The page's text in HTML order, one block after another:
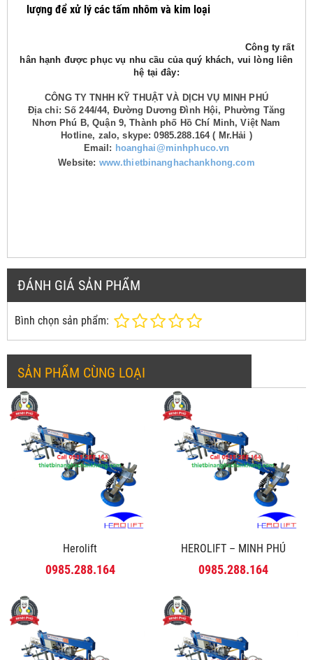
lượng để xử lý các tấm nhôm và kim loại
Công ty rất
hân hạnh được phục vụ nhu cầu của quý khách, vui lòng liên
hệ tại đây:
CÔNG TY TNHH KỸ THUẬT VÀ DỊCH VỤ MINH PHÚ
Địa chỉ: Số 244/44, Đường Dương Đình Hội, Phường Tăng
Nhơn Phú B, Quận 9, Thành phố Hồ Chí Minh, Việt Nam
Hotline, zalo, skype: 0985.288.164 ( Mr.Hải )
Email: hoanghai@minhphuco.vn
Website: www.thietbinanghachankhong.com
ĐÁNH GIÁ SẢN PHẨM
Bình chọn sản phẩm:
SẢN PHẨM CÙNG LOẠI
Herolift
0985.288.164
HEROLIFT – MINH PHÚ
0985.288.164